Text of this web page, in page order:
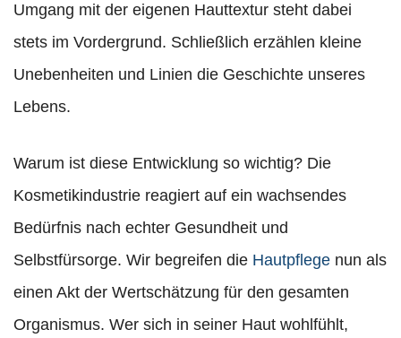
Umgang mit der eigenen Hauttextur steht dabei
stets im Vordergrund. Schließlich erzählen kleine
Unebenheiten und Linien die Geschichte unseres
Lebens.
Warum ist diese Entwicklung so wichtig? Die
Kosmetikindustrie reagiert auf ein wachsendes
Bedürfnis nach echter Gesundheit und
Selbstfürsorge. Wir begreifen die Hautpflege nun als
einen Akt der Wertschätzung für den gesamten
Organismus. Wer sich in seiner Haut wohlfühlt,